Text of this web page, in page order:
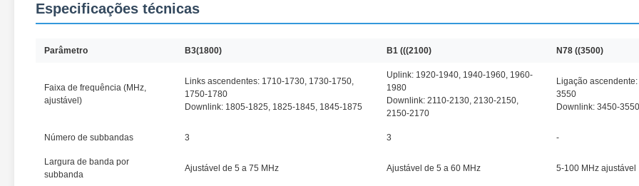
Especificações técnicas
Parâmetro B3(1800) B1 (((2100) N78 ((3500)
Faixa de frequência (MHz,
ajustável)
Links ascendentes: 1710-1730, 1730-1750,
1750-1780
Downlink: 1805-1825, 1825-1845, 1845-1875
Uplink: 1920-1940, 1940-1960, 1960-
1980
Downlink: 2110-2130, 2130-2150,
2150-2170
Ligação
3550
Downlink: 3450-3550
Número de subbandas 3 3 -
Largura de banda por
subbanda
Ajustável de 5 a 75 MHz Ajustável de 5 a 60 MHz 5-100 MHz ajustável